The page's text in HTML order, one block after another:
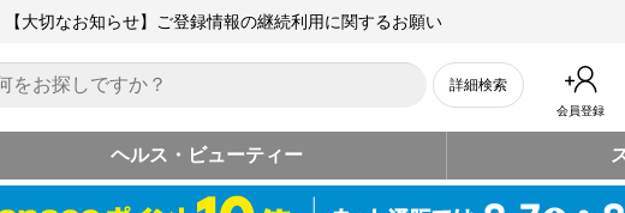
【大切なお知らせ】ご登録情報の継続利用に関するお願い
詳細検索
会員登録
ヘルス・ビューティー